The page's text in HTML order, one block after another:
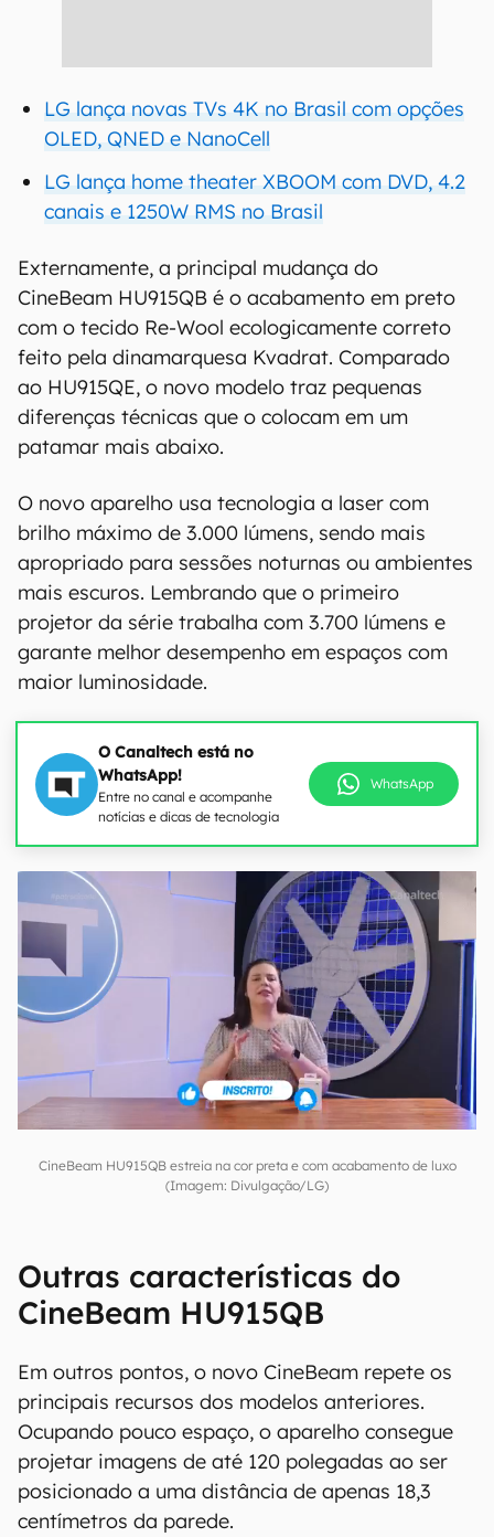
LG lança novas TVs 4K no Brasil com opções
OLED, QNED e NanoCell
LG lança home theater XBOOM com DVD, 4.2
canais e 1250W RMS no Brasil
Externamente, a principal mudança do
CineBeam HU915QB é o acabamento em preto
com o tecido Re-Wool ecologicamente correto
feito pela dinamarquesa Kvadrat. Comparado
ao HU915QE, o novo modelo traz pequenas
diferenças técnicas que o colocam em um
patamar mais abaixo.
O novo aparelho usa tecnologia a laser com
brilho máximo de 3.000 lúmens, sendo mais
apropriado para sessões noturnas ou ambientes
mais escuros. Lembrando que o primeiro
projetor da série trabalha com 3.700 lúmens e
garante melhor desempenho em espaços com
maior luminosidade.
O Canaltech está no
WhatsApp!
Entre no canal e acompanhe
notícias e dicas de tecnologia
WhatsApp
CineBeam HU915QB estreia na cor preta e com acabamento de luxo
(Imagem: Divulgação/LG)
Outras características do
CineBeam HU915QB
Em outros pontos, o novo CineBeam repete os
principais recursos dos modelos anteriores.
Ocupando pouco espaço, o aparelho consegue
projetar imagens de até 120 polegadas ao ser
posicionado a uma distância de apenas 18,3
centímetros da parede.